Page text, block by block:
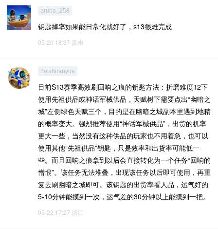
aruba_258
钥匙掉率如果能日常化就好了，s13很难完成
05-20 18:37 贵州
heishiranyue
目前S13赛季高效刷回响之痕的钥匙方法：折磨难度12下
使用先祖供品或神话军械供品，天赋树下需要点出“幽暗之
城”左侧绿色天赋三个，目的是在幽暗之城副本里遇到地精
的概率变大。强烈推荐使用“神话军械供品”，出货的机率
更大一些，当然没有这种供品的玩家也不用着急，也可以
使用其他“先祖供品”钥匙，只是效率和出货率可能低一
些。而且回响之痕拿到以后会直接转化为一个任务“回响的
憎恨”。该任务无法堆叠，出现该任务以后即可使用，再重
复去刷幽暗之城即可。该钥匙的出货率看人品，运气好的
5-10分钟能摸到一次，运气差的30分钟以上能摸到一把。
05-22 17:27 浙江